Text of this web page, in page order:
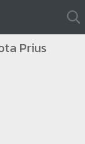
Prius